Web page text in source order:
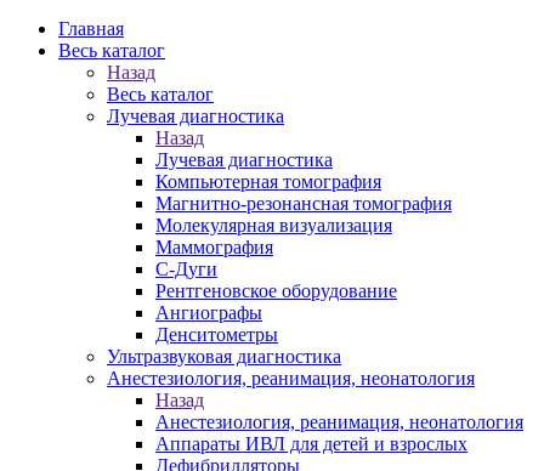
Главная
Весь каталог
Назад
Весь каталог
Лучевая диагностика
Назад
Лучевая диагностика
Компьютерная томография
Магнитно-резонансная томография
Молекулярная визуализация
Маммография
С-Дуги
Рентгеновское оборудование
Ангиографы
Денситометры
Ультразвуковая диагностика
Анестезиология, реанимация, неонатология
Назад
Анестезиология, реанимация, неонатология
Аппараты ИВЛ для детей и взрослых
Дефибрилляторы